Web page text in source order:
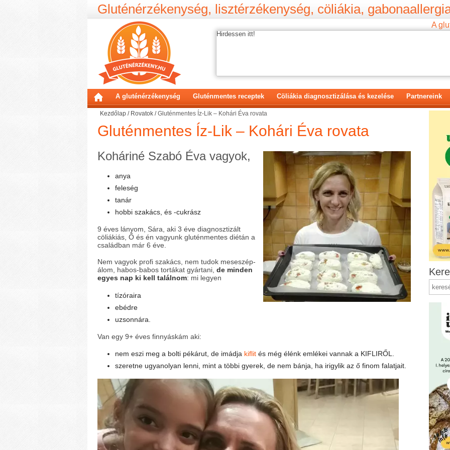
Gluténérzékenység, lisztérzékenység, cöliákia,
A
Hirdessen itt!
A gluténérzékenység Gluténmentes receptek Cöliákia diagnosztizálása és kezelése Partnereink
Kezdőlap / Rovatok /Gluténmentes Íz-Lik – Kohári Éva rovata
Gluténmentes Íz-Lik – Kohári Éva rovata
Koháriné Szabó Éva vagyok,
anya
feleség
tanár
hobbi szakács, és -cukrász
9 éves lányom, Sára, aki 3 éve diagnosztizált
cöliákiás, Ő és én vagyunk gluténmentes diétán a
családban már 6 éve.
Nem vagyok profi szakács, nem tudok meseszép-
álom, habos-babos tortákat gyártani, de minden
egyes nap ki kell találnom: mi legyen
tízóraira
ebédre
uzsonnára.
Van egy 9+ éves finnyáskám aki:
nem eszi meg a bolti pékárut, de imádja kiflit és még élénk emlékei vannak a KIFLIRŐL.
szeretne ugyanolyan lenni, mint a többi gyerek, de nem bánja, ha irigylik az ő finom falatjait.